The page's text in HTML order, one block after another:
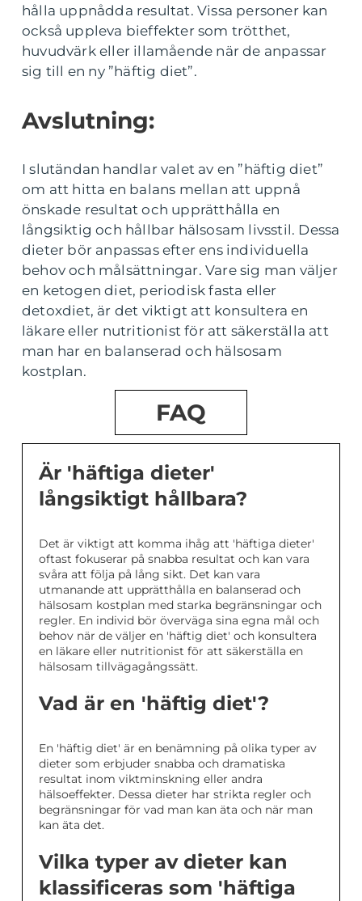
hålla uppnådda resultat. Vissa personer kan
också uppleva bieffekter som trötthet,
huvudvärk eller illamående när de anpassar
sig till en ny ”häftig diet”.
Avslutning:
I slutändan handlar valet av en ”häftig diet”
om att hitta en balans mellan att uppnå
önskade resultat och upprätthålla en
långsiktig och hållbar hälsosam livsstil. Dessa
dieter bör anpassas efter ens individuella
behov och målsättningar. Vare sig man väljer
en ketogen diet, periodisk fasta eller
detoxdiet, är det viktigt att konsultera en
läkare eller nutritionist för att säkerställa att
man har en balanserad och hälsosam
kostplan.
FAQ
Är 'häftiga dieter'
långsiktigt hållbara?
Det är viktigt att komma ihåg att 'häftiga dieter'
oftast fokuserar på snabba resultat och kan vara
svåra att följa på lång sikt. Det kan vara
utmanande att upprätthålla en balanserad och
hälsosam kostplan med starka begränsningar och
regler. En individ bör överväga sina egna mål och
behov när de väljer en 'häftig diet' och konsultera
en läkare eller nutritionist för att säkerställa en
hälsosam tillvägagångssätt.
Vad är en 'häftig diet'?
En 'häftig diet' är en benämning på olika typer av
dieter som erbjuder snabba och dramatiska
resultat inom viktminskning eller andra
hälsoeffekter. Dessa dieter har strikta regler och
begränsningar för vad man kan äta och när man
kan äta det.
Vilka typer av dieter kan
klassificeras som 'häftiga